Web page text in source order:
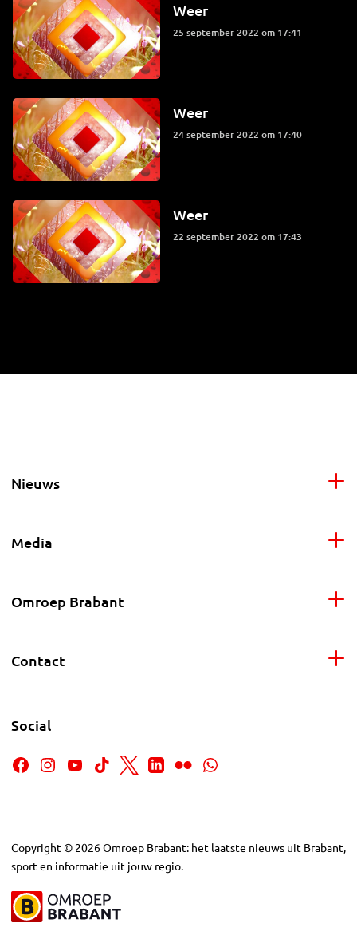
Weer
25 september 2022 om 17:41
Weer
24 september 2022 om 17:40
Weer
22 september 2022 om 17:43
Nieuws
Media
Omroep Brabant
Contact
Social
Copyright © 2026Omroep Brabant: het laatste nieuws uit Brabant,
sport en informatie uit jouw regio.